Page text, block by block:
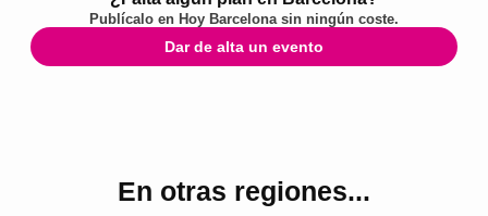
Publícalo en Hoy Barcelonasin ningún coste.
Dar de alta un evento
En otras regiones...